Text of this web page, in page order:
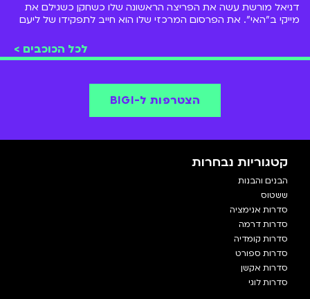
דניאל מורשת עשה את הפריצה הראשונה שלו כשחקן כשגילם את
מייקי ב"האי". את הפרסום המרכזי שלו הוא חייב לתפקידו של ליעם
לכל הכוכבים >
הצטרפות ל-BIGI
קטגוריות נבחרות
הבנים והבנות
ששטוס
סדרות אנימציה
סדרות דרמה
סדרות קומדיה
סדרות ספורט
סדרות אקשן
סדרות לוגי